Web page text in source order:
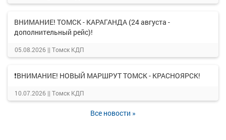
ВНИМАНИЕ! ТОМСК - КАРАГАНДА (24 августа -
дополнительный рейс)!
05.08.2026 || Томск КДП
❗ВНИМАНИЕ! НОВЫЙ МАРШРУТ ТОМСК - КРАСНОЯРСК!
10.07.2026 || Томск КДП
Все новости »